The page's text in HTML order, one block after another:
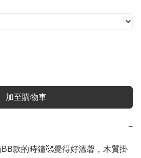
加至購物車
−
款的時鐘🥰覺得好溫馨，木質掛